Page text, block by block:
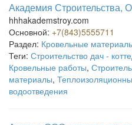
Академия Строительства,
hhhakademstroy.com
Основной: +7(843)5555711
Раздел: Кровельные
Теги: Строительство дач -
Кровельные работы,
материалы,
водоотведения